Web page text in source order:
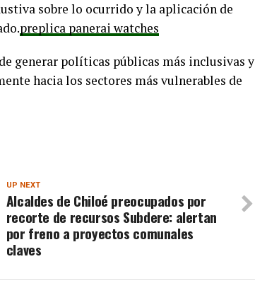
sobre lo ocurrido y la aplicación de
preplica panerai watches
generar políticas públicas más inclusivas y
hacia los sectores más vulnerables de
UP NEXT
Alcaldes de Chiloé preocupados por
recorte de recursos Subdere: alertan
por freno a proyectos comunales
claves